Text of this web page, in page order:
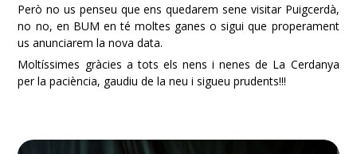
Però no us penseu que ens quedarem sene visitar Puigcerdà,
no no, en BUM en té moltes ganes o sigui que properament
us anunciarem la nova data.
Moltíssimes gràcies a tots els nens i nenes de La Cerdanya
per la paciència, gaudiu de la neu i sigueu prudents!!!